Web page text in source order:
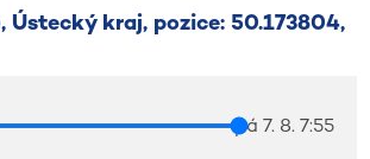
Ústecký kraj, pozice: 50.173804,
pá 7. 8. 7:55